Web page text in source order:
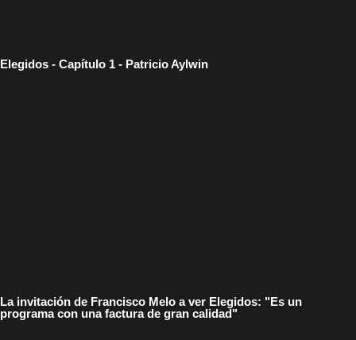
Elegidos - Capítulo 1 - Patricio Aylwin
La invitación de Francisco Melo a ver Elegidos: "Es un
programa con una factura de gran calidad"